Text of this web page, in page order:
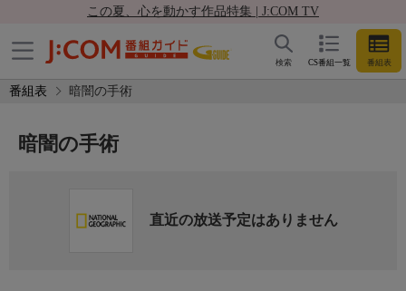
この夏、心を動かす作品特集 | J:COM TV
CS番組一覧 番組表
検索
番組表 暗闇の手術
暗闇の手術
直近の放送予定はありません